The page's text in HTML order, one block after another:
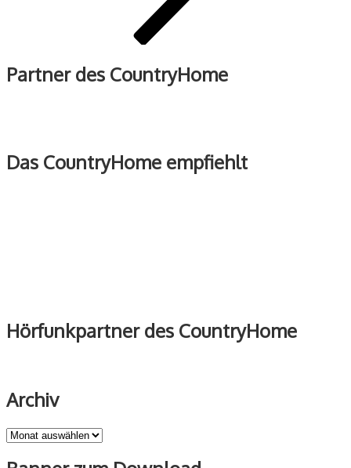
Partner des CountryHome
Das CountryHome empfiehlt
Hörfunkpartner des CountryHome
Archiv
Archiv